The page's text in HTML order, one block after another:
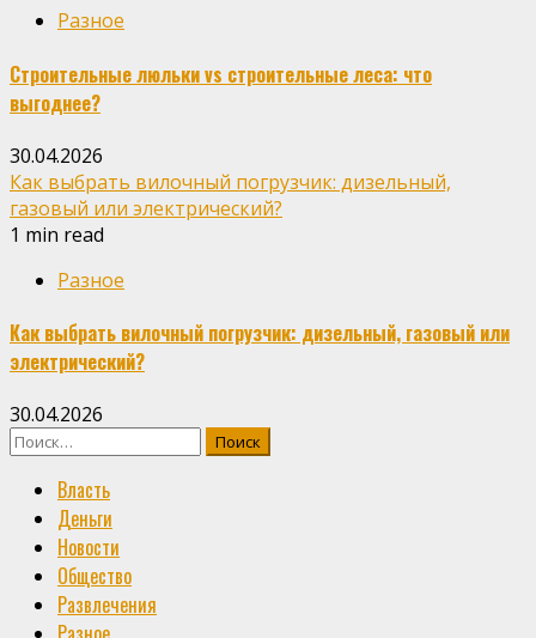
Разное
Строительные люльки vs строительные леса: что
выгоднее?
30.04.2026
Как выбрать вилочный погрузчик: дизельный,
газовый или электрический?
1 min read
Разное
Как выбрать вилочный погрузчик: дизельный, газовый или
электрический?
30.04.2026
Найти:
Власть
Деньги
Новости
Общество
Развлечения